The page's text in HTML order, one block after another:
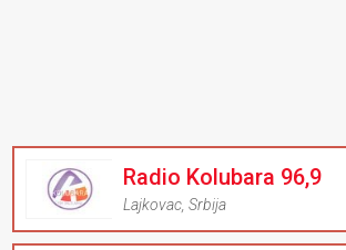
Radio Kolubara 96,9
Lajkovac ,Srbija